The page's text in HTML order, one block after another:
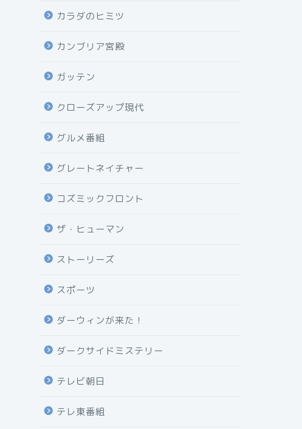
カラダのヒミツ
カンブリア宮殿
ガッテン
クローズアップ現代
グルメ番組
グレートネイチャー
コズミックフロント
ザ・ヒューマン
ストーリーズ
スポーツ
ダーウィンが来た！
ダークサイドミステリー
テレビ朝日
テレ東番組